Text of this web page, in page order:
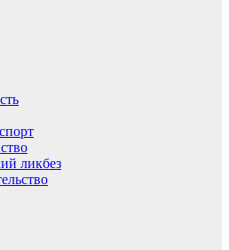
ликбез